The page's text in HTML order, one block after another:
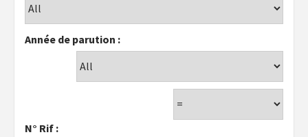
Année de parution :
N° Rif :